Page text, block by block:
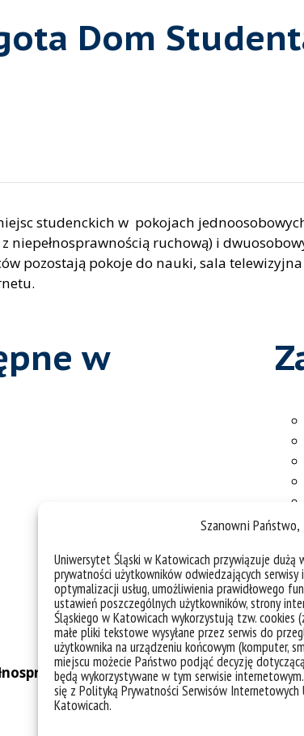
Szanowni Państwo,
Uniwersytet Śląski w Katowicach przywiązuje dużą
prywatności użytkowników odwiedzających serwisy
optymalizacji usług, umożliwienia prawidłowego
ustawień poszczególnych użytkowników, strony
Śląskiego w Katowicach wykorzystują tzw. cookies
małe pliki tekstowe wysyłane przez serwis do
użytkownika na urządzeniu końcowym (komputer,
miejscu możecie Państwo podjąć decyzję
będą wykorzystywane w tym serwisie
się z Polityką Prywatności Serwisów Internetowych
Katowicach.
Dom
studenckich w pokojach
niepełnosprawnością ruchową) i
pozostają pokoje do nauki, sala
w